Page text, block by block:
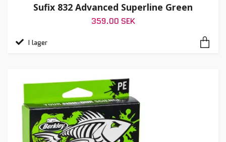
Sufix 832 Advanced Superline Green
359.00 SEK
I lager